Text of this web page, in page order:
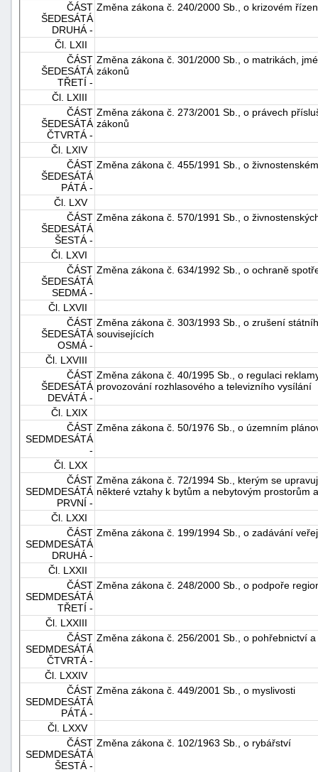
ČÁST
ŠEDESÁTÁ
DRUHÁ -
Změna zákona č. 240/2000 Sb., o krizovém
Čl. LXII
ČÁST
ŠEDESÁTÁ
TŘETÍ -
Změna zákona č. 301/2000 Sb., o matrikách,
zákonů
Čl. LXIII
ČÁST
ŠEDESÁTÁ
ČTVRTÁ -
Změna zákona č. 273/2001 Sb., o právech
zákonů
Čl. LXIV
ČÁST
ŠEDESÁTÁ
PÁTÁ -
Změna zákona č. 455/1991 Sb., o
Čl. LXV
ČÁST
ŠEDESÁTÁ
ŠESTÁ -
Změna zákona č. 570/1991 Sb., o
Čl. LXVI
ČÁST
ŠEDESÁTÁ
SEDMÁ -
Změna zákona č. 634/1992 Sb., o ochraně
Čl. LXVII
ČÁST
ŠEDESÁTÁ
OSMÁ -
Změna zákona č. 303/1993 Sb., o zrušení
souvisejících
Čl. LXVIII
ČÁST
ŠEDESÁTÁ
DEVÁTÁ -
Změna zákona č. 40/1995 Sb., o regulaci
provozování rozhlasového a televizního vysílání
Čl. LXIX
ČÁST
SEDMDESÁTÁ
-
Změna zákona č. 50/1976 Sb., o územním
Čl. LXX
ČÁST
SEDMDESÁTÁ
PRVNÍ -
Změna zákona č. 72/1994 Sb., kterým se
některé vztahy k bytům a nebytovým prostorům
Čl. LXXI
ČÁST
SEDMDESÁTÁ
DRUHÁ -
Změna zákona č. 199/1994 Sb., o zadávání
Čl. LXXII
ČÁST
SEDMDESÁTÁ
TŘETÍ -
Změna zákona č. 248/2000 Sb., o podpoře
Čl. LXXIII
ČÁST
SEDMDESÁTÁ
ČTVRTÁ -
Změna zákona č. 256/2001 Sb., o pohřebnictví
Čl. LXXIV
ČÁST
SEDMDESÁTÁ
PÁTÁ -
Změna zákona č. 449/2001 Sb., o myslivosti
Čl. LXXV
ČÁST
SEDMDESÁTÁ
ŠESTÁ -
Změna zákona č. 102/1963 Sb., o rybářství